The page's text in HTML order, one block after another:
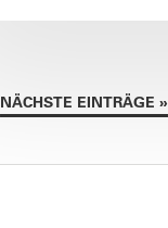
NÄCHSTE EINTRÄGE »